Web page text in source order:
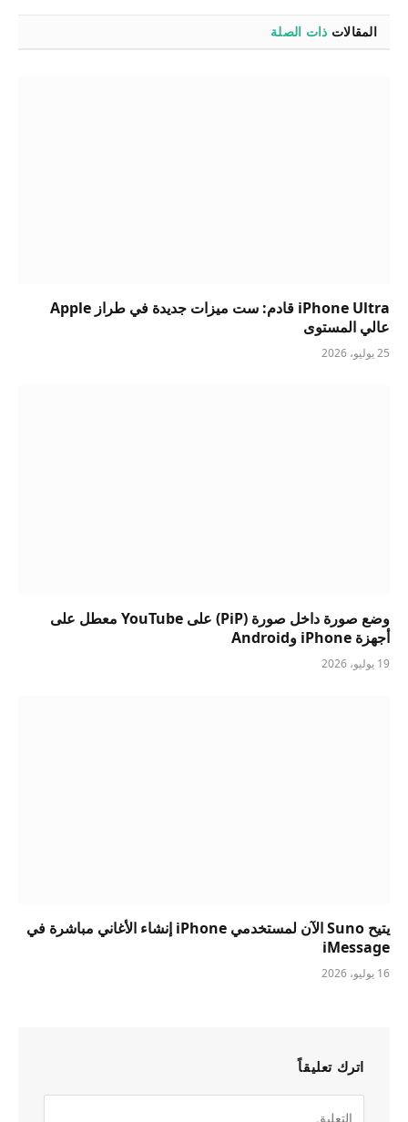
المقالات ذات الصلة
iPhone Ultra قادم: ست ميزات جديدة في طراز Apple
عالي المستوى
25 يوليو، 2026
وضع صورة داخل صورة (PiP) على YouTube معطل على
أجهزة iPhone وAndroid
19 يوليو، 2026
يتيح Suno الآن لمستخدمي iPhone إنشاء الأغاني مباشرة في
iMessage
16 يوليو، 2026
اترك تعليقاً